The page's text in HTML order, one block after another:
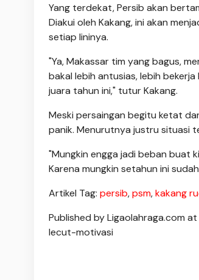
Yang terdekat, Persib akan
Diakui oleh Kakang, ini akan
setiap lininya.
"Ya, Makassar tim yang bagus,
bakal lebih antusias, lebih
juara tahun ini," tutur Kakang.
Meski persaingan begitu ketat
panik. Menurutnya justru situasi
"Mungkin engga jadi beban buat
Karena mungkin setahun ini
Artikel Tag: persib,psm,kakang
Published by Ligaolahraga.com
lecut-motivasi